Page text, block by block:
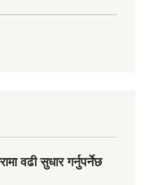
वढी सुधार गर्नुपर्नेछ